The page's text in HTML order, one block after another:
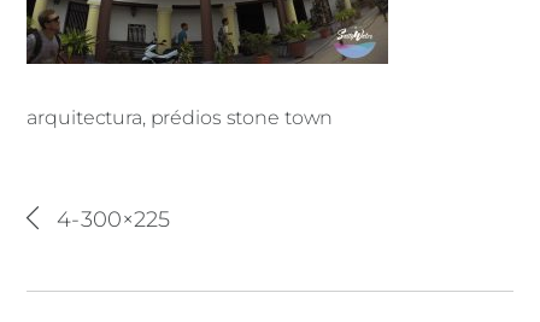
arquitectura, prédios stone town
4-300×225